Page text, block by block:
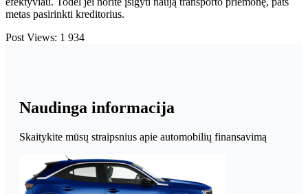
metas pasirinkti kreditorius.
Post Views: 1 934
Naudinga informacija
Skaitykite mūsų straipsnius apie automobilių finansavimą